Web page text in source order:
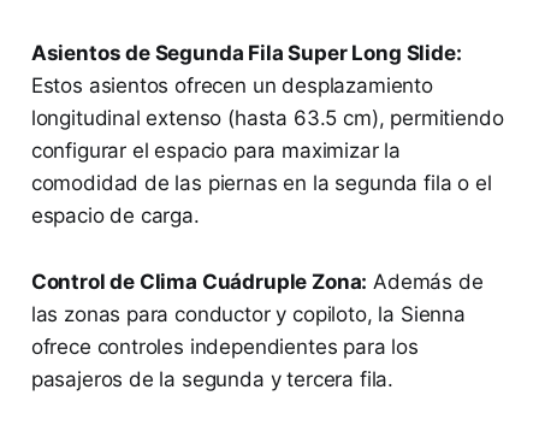
Asientos de Segunda Fila Super Long Slide:
Estos asientos ofrecen un desplazamiento
longitudinal extenso (hasta 63.5 cm), permitiendo
configurar el espacio para maximizar la
comodidad de las piernas en la segunda fila o el
espacio de carga.
Control de Clima Cuádruple Zona: Además de
las zonas para conductor y copiloto, la Sienna
ofrece controles independientes para los
pasajeros de la segunda y tercera fila.